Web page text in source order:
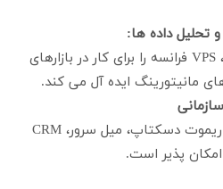
پینگ پایین و شبکه پایدار، VPS فرانسه را برای کار در بازارهای
مانیتورینگ ایده آل می کند.
راه اندازی VPN اختصاصی، ریموت دسکتاپ، میل سرور، CRM